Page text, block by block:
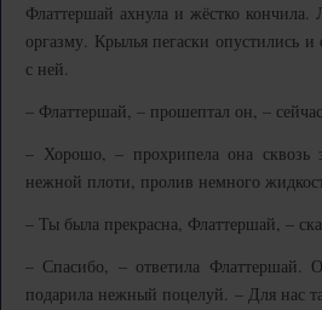
Флаттершай ахнула и жёстко кончила.
оргазму. Крылья пегаски опустились
с ней.
– Флаттершай, – прошептал он, –
– Хорошо, – прохрипела она сквозь
нежной плоти, пролив немного
– Ты была прекрасна, Флаттершай, –
– Спасибо, – ответила Флаттершай.
подарила нежный поцелуй. – Для нас